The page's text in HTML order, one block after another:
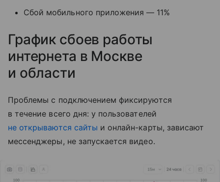
Сбой мобильного приложения — 11%
График сбоев работы
интернета в Москве
и области
Проблемы с подключением фиксируются
в течение всего дня: у пользователей
не открываются сайты и онлайн-карты, зависают
мессенджеры, не запускается видео.